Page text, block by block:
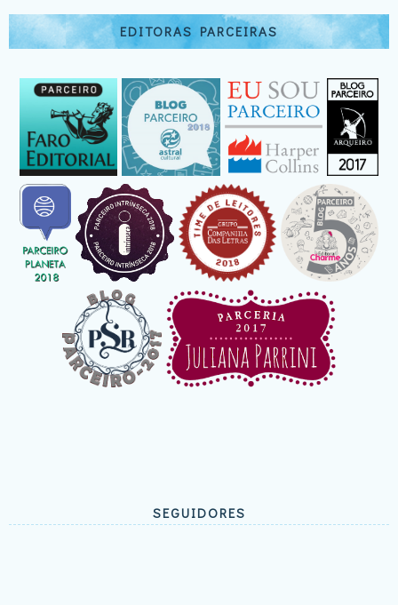
EDITORAS PARCEIRAS
SEGUIDORES